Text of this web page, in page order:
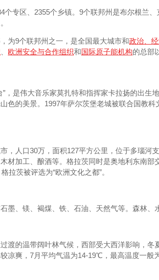
个专区、2355个乡镇。9个联邦州是布尔根兰
为9个联邦州之一，是全国最大城市和政治、
欧洲安全与合作组织和国际原子能机构的总部
”，是伟大音乐家莫扎特和指挥家卡拉扬的出
色的美景。1997年萨尔茨堡老城被联合国教
，人口30万，面积127平方公里，位于多瑙河
材加工、酿酒等。格拉茨同时是奥地利东南
拉茨被评选为“欧洲文化之都”。
墨、镁、褐煤、铁、石油、天然气等。森林、
渡的温带阔叶林气候，西部受大西洋影响，
凉爽，7月平均气温为14-19℃，最高温度一